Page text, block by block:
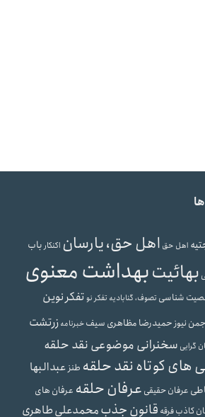
اهل حق اهل حق، یارسان اکنکارباب
بهائیتبهداشت معنوی
شناسی تصوف، گنابادیه تفکر نوتفکر نوین
جمن نیوزحمیدرضا مظاهری سیفخبرنامهزرتشت
گرایی سخنرانی موضوعی نقد حلقه
های کوتاه نقد حلقه طنزعبدالبها
عرفان حقیقی عرفان حلقه عرفان های
کاذبفرقه قانون جذبمحمدعلی طاهری